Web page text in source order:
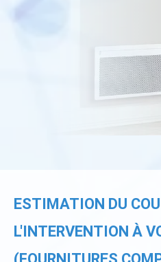
ESTIMATION DU
L'INTERVENTION À